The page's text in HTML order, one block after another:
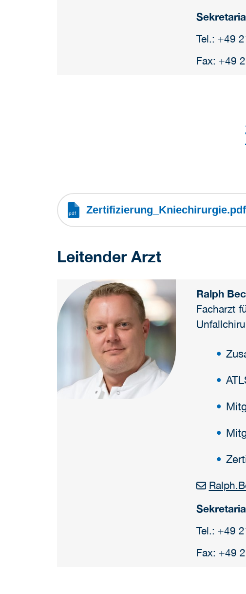
Tel.: +49
Fax: +49
Zertifizierung_Kniechirurgie.pdf
Leitender Arzt
Ralph
Facharzt
Tel.: +49
Fax: +49